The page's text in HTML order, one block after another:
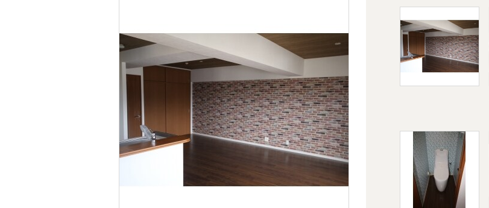
キッチン・台所
浴室・ユニットバ
ス